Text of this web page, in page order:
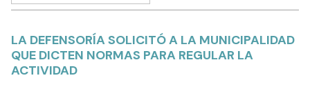
LA DEFENSORÍA SOLICITÓ A LA MUNICIPALIDAD
QUE DICTEN NORMAS PARA REGULAR LA
ACTIVIDAD